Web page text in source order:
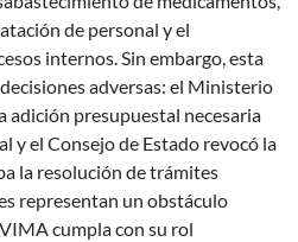
de personal y el
internos. Sin embargo, esta
adversas: el Ministerio
adición presupuestal necesaria
y el Consejo de Estado revocó la
la resolución de trámites
representan un obstáculo
cumpla con su rol